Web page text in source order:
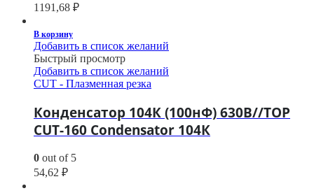
1191,68 ₽
В корзину
Добавить в список желаний
Быстрый просмотр
Добавить в список желаний
CUT - Плазменная резка
Конденсатор 104К (100нФ) 630В//TOP
CUT-160 Condensator 104К
0 out of 5
54,62 ₽